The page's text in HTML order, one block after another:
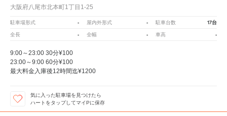
大阪府八尾市北本町1丁目1-25
駐車場形式 - 屋内外形式 - 駐車台数 17台
全長 - 全幅 - 車高 -
9:00～23:00 30分¥100
23:00～9:00 60分¥100
最大料金入庫後12時間迄¥1200
気に入った駐車場を見つけたら
ハートをタップしてマイPに保存